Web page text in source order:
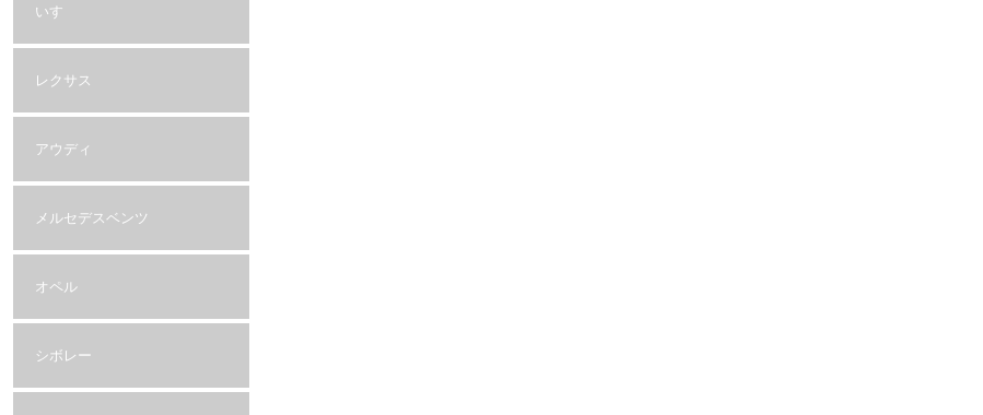
いすゞ
レクサス
アウディ
メルセデスベンツ
オペル
シボレー